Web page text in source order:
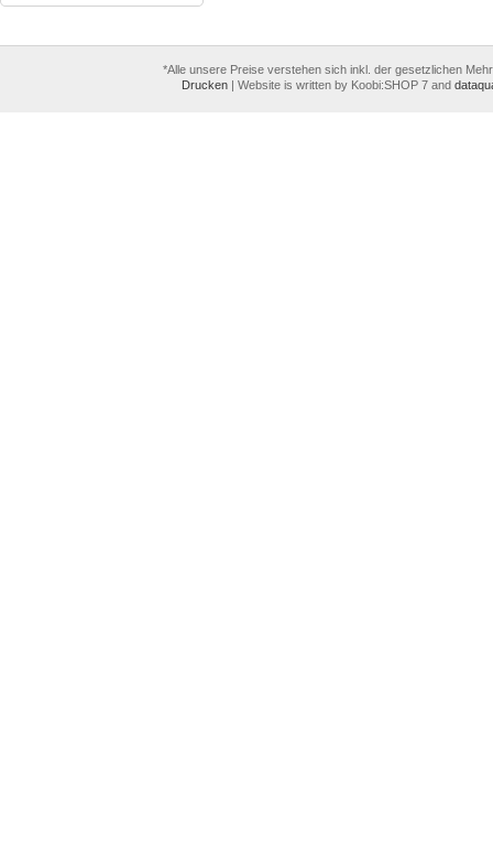
*Alle unsere Preise verstehen sich inkl. der gesetzlichen
Drucken | Website is written by Koobi:SHOP 7 and